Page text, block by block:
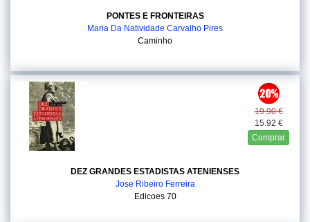
PONTES E FRONTEIRAS
Maria Da Natividade Carvalho Pires
Caminho
19.90 €
15.92 €
Comprar
DEZ GRANDES ESTADISTAS ATENIENSES
Jose Ribeiro Ferreira
Edicoes 70